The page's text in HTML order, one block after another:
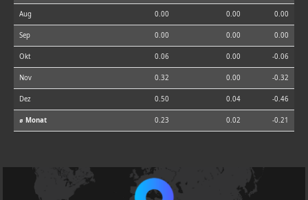
Aug 0.00 0.00 0.00
Sep 0.00 0.00 0.00
Okt 0.06 0.00 -0.06
Nov 0.32 0.00 -0.32
Dez 0.50 0.04 -0.46
⌀ Monat 0.23 0.02 -0.21